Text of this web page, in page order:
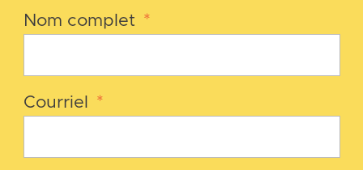
Nom complet *
Courriel *